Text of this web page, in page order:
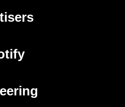
tab)
tab)
tab)